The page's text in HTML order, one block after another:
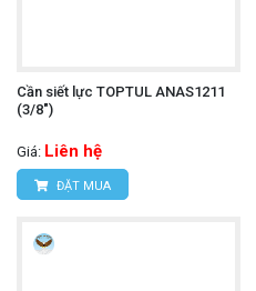
Cần siết lực TOPTUL ANAS1211
(3/8")
Giá: Liên hệ
ĐẶT MUA